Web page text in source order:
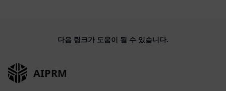
다음 링크가 도움이 될 수 있습니다.
AIPRM